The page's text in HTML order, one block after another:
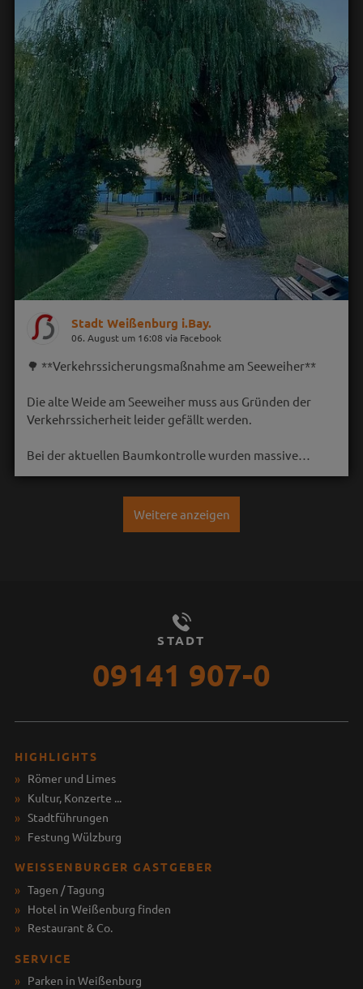
Stadt Weißenburg i.Bay.
06. August um 16:08 via Facebook
🌳 **Verkehrssicherungsmaßnahme am Seeweiher**
Die alte Weide am Seeweiher muss aus Gründen der
Verkehrssicherheit leider gefällt werden.
Bei der aktuellen Baumkontrolle wurden massive…
Weitere anzeigen
STADT
09141 907-0
HIGHLIGHTS
Römer und Limes
Kultur, Konzerte ...
Stadtführungen
Festung Wülzburg
WEISSENBURGER GASTGEBER
Tagen / Tagung
Hotel in Weißenburg finden
Restaurant & Co.
SERVICE
Parken in Weißenburg